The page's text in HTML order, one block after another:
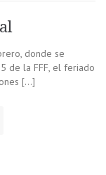
donde se
de la FFF, el feriado
[…]